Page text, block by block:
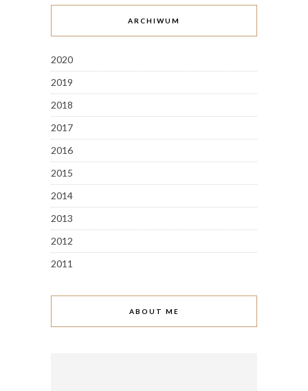
ARCHIWUM
2020
2019
2018
2017
2016
2015
2014
2013
2012
2011
ABOUT ME